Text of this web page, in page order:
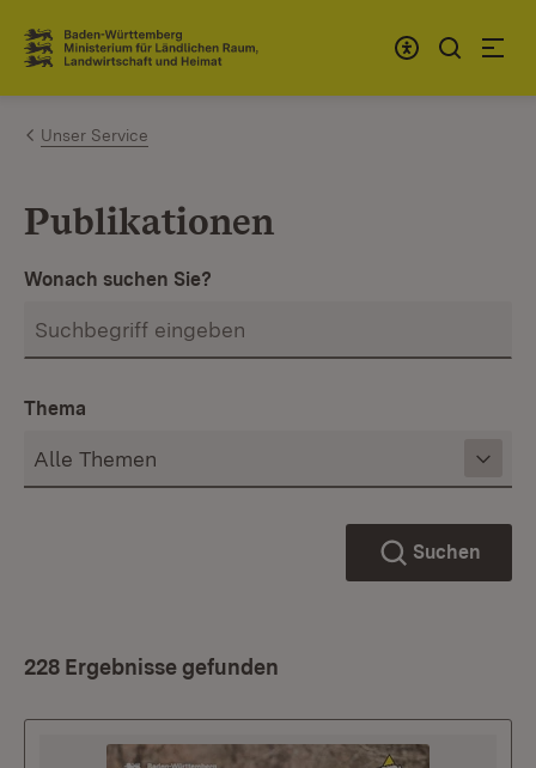
Zum Inhalt springen
Link zur Startseite
Unser Service
Publikationen
Wonach suchen Sie?
Thema
Suchen
228 Ergebnisse gefunden